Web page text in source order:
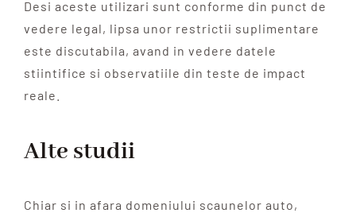
Desi aceste utilizari sunt conforme din punct de
vedere legal, lipsa unor restrictii suplimentare
este discutabila, avand in vedere datele
stiintifice si observatiile din teste de impact
reale.
Alte studii
Chiar si in afara domeniului scaunelor auto,